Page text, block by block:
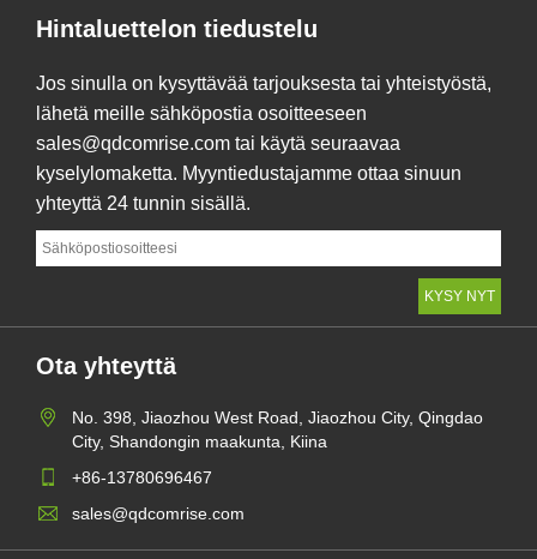
Hintaluettelon tiedustelu
Jos sinulla on kysyttävää tarjouksesta tai yhteistyöstä,
lähetä meille sähköpostia osoitteeseen
sales@qdcomrise.com tai käytä seuraavaa
kyselylomaketta. Myyntiedustajamme ottaa sinuun
yhteyttä 24 tunnin sisällä.
Ota yhteyttä
No. 398, Jiaozhou West Road, Jiaozhou City, Qingdao
City, Shandongin maakunta, Kiina
+86-13780696467
sales@qdcomrise.com